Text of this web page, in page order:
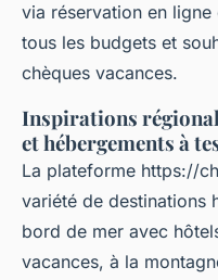
via réservation en
tous les budgets et
chèques vacances.
Inspirations
et hébergements à
La plateforme https://
variété de destinations
bord de mer avec
vacances, à la